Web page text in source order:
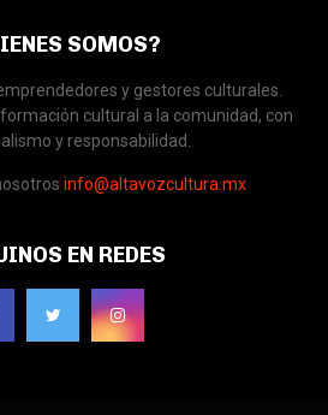
SOMOS?
y gestores culturales.
cultural a la comunidad, con
y responsabilidad.
info@altavozcultura.mx
EN REDES